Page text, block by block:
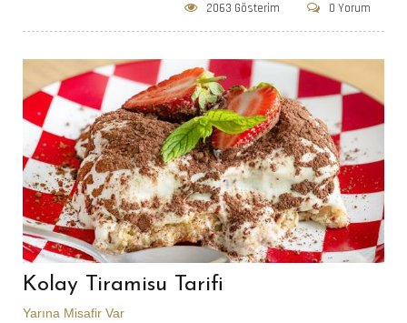
0 Yorum
2063 Gösterim
Kolay Tiramisu Tarifi
Yarına Misafir Var